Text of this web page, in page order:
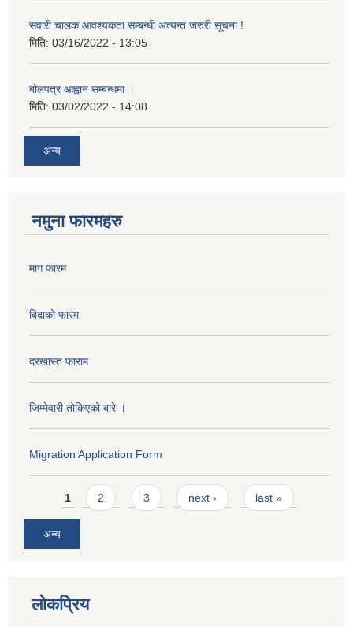
सवारी चालक आवश्यकता सम्बन्धी अत्यन्त जरुरी सूचना !
मिति: 03/16/2022 - 13:05
बोलपत्र आह्वान सम्बन्धमा ।
मिति: 03/02/2022 - 14:08
अन्य
नमुना फारमहरु
माग फारम
बिदाको फारम
दरखास्त फाराम
जिम्मेवारी तोकिएको बारे ।
Migration Application Form
Pages
1 2 3 next › last »
अन्य
लोकप्रिय